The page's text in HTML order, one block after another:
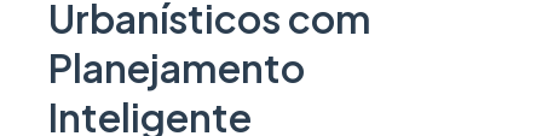
Urbanísticos com
Planejamento
Inteligente